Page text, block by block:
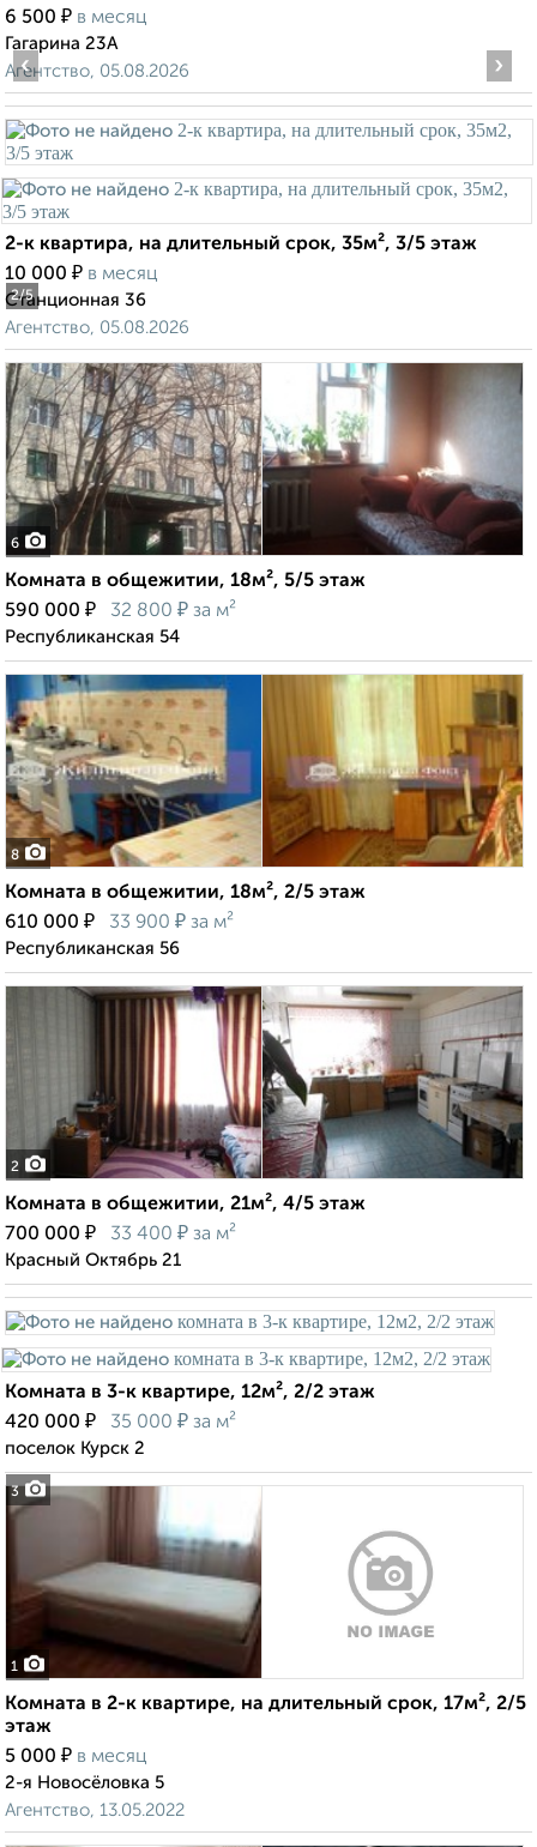
6 500 ₽ в месяц
Гагарина 23А
Агентство, 05.08.2026
2/5
‹ ›
2-к квартира, на длительный срок, 35м², 3/5 этаж
10 000 ₽ в месяц
Станционная 36
Агентство, 05.08.2026
6
Комната в общежитии, 18м², 5/5 этаж
590 000 ₽ 32 800 ₽ за м²
Республиканская 54
8
Комната в общежитии, 18м², 2/5 этаж
610 000 ₽ 33 900 ₽ за м²
Республиканская 56
2
Комната в общежитии, 21м², 4/5 этаж
700 000 ₽ 33 400 ₽ за м²
Красный Октябрь 21
3
Комната в 3-к квартире, 12м², 2/2 этаж
420 000 ₽ 35 000 ₽ за м²
поселок Курск 2
1
Комната в 2-к квартире, на длительный срок, 17м², 2/5
этаж
5 000 ₽ в месяц
2-я Новосёловка 5
Агентство, 13.05.2022